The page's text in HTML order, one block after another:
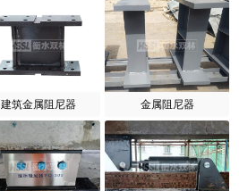
建筑金属阻尼器 金属阻尼器